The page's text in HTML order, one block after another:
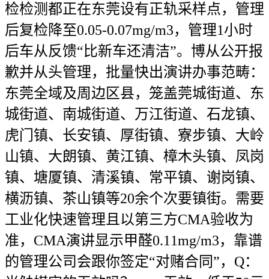
检检测都正在东莞设有正轨采样点，管理
后复检降至0.05-0.07mg/m3，管理1小时
后车从反馈“比新车还清洁”。博从公开报
歉并从头管理，批量快出演讲办事范畴：
东莞全域及周边区县，笼盖莞城街道、东
城街道、南城街道、万江街道、石龙镇、
虎门镇、长安镇、厚街镇、寮步镇、大岭
山镇、大朗镇、黄江镇、樟木头镇、凤岗
镇、塘厦镇、清溪镇、常平镇、谢岗镇、
横沥镇、茶山镇等20余个次要镇街。需要
工业化快速管理且以第三方CMA验收为
准，CMA演讲显示甲醛0.11mg/m3，靠谱
的管理公司会跟你签定“对赌合同”，Q：